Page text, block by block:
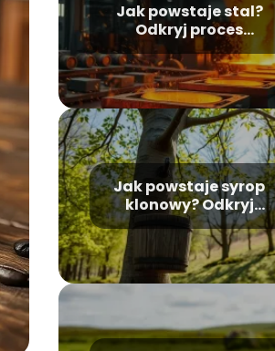
Jak powstaje stal?
Odkryj proces
produkcji i
właściwości stali
Jak powstaje syrop
klonowy? Odkryj
proces jego produkcji